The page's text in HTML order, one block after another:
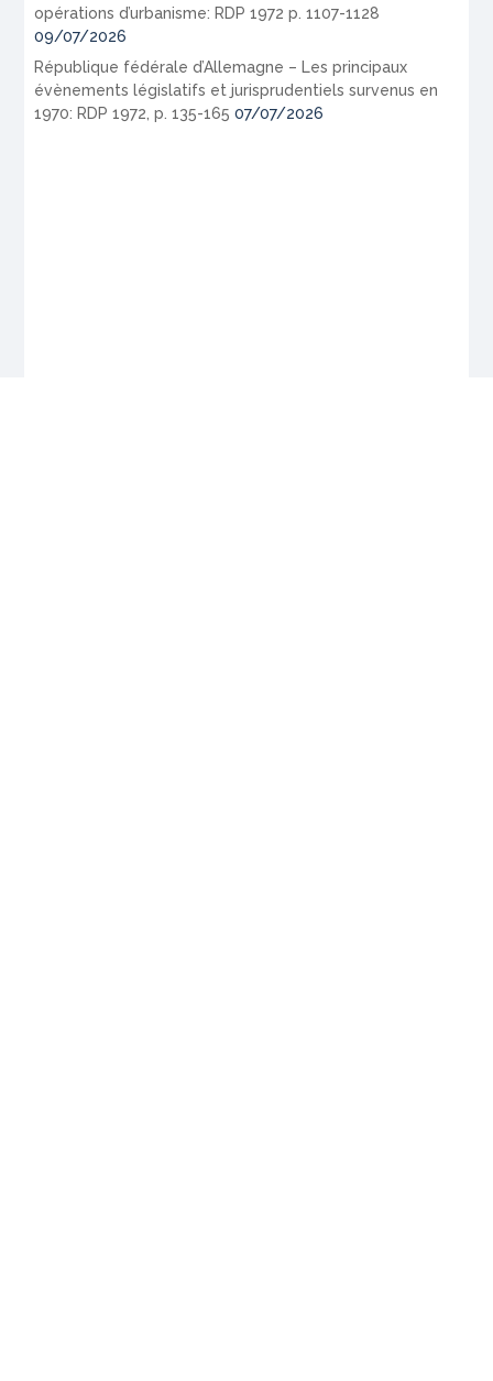
opérations d’urbanisme: RDP 1972 p. 1107-1128
09/07/2026
République fédérale d’Allemagne – Les principaux
évènements législatifs et jurisprudentiels survenus en
1970: RDP 1972, p. 135-165 07/07/2026